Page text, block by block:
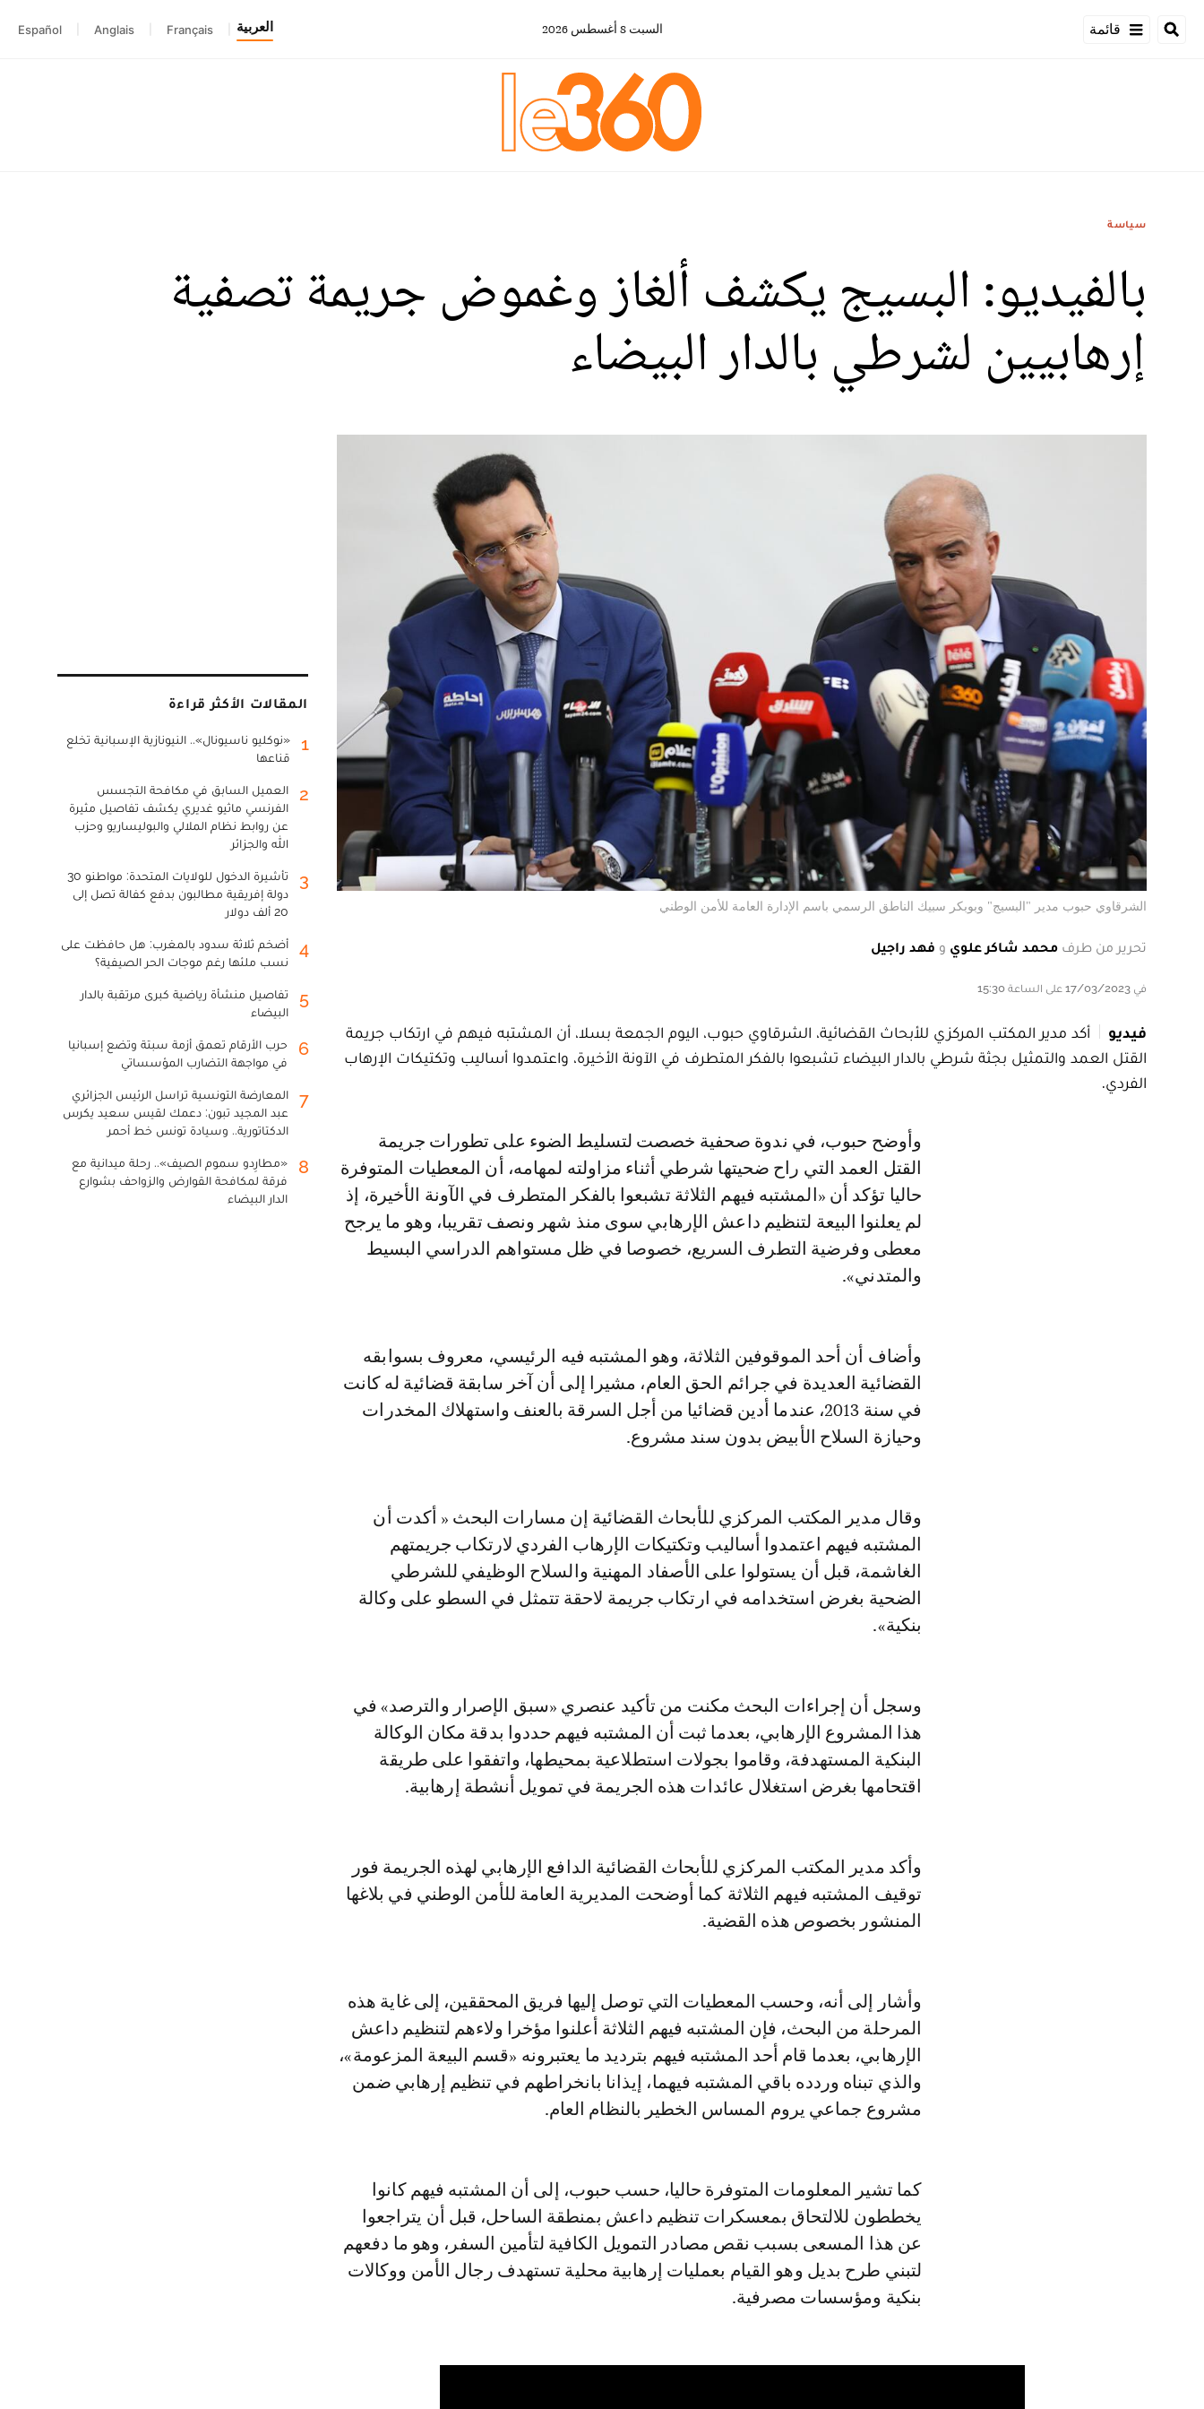
قائمة السبت 8 أغسطس 2026 العربية Français
Anglais
Español
سياسة
بالفيديو: البسيج يكشف ألغاز وغموض جريمة تصفية
إرهابيين لشرطي بالدار البيضاء
الشرقاوي حبوب مدير "البسيج" وبوبكر سبيك الناطق الرسمي باسم الإدارة العامة للأمن الوطني
تحرير من طرف محمد شاكر علوي و فهد راجيل
في 17/03/2023 على الساعة 15:30
فيديو
أكد مدير المكتب المركزي للأبحاث القضائية، الشرقاوي حبوب، اليوم الجمعة بسلا، أن المشتبه فيهم في ارتكاب جريمة
القتل العمد والتمثيل بجثة شرطي بالدار البيضاء تشبعوا بالفكر المتطرف في الآونة الأخيرة، واعتمدوا أساليب وتكتيكات الإرهاب
الفردي.
وأوضح حبوب، في ندوة صحفية خصصت لتسليط الضوء على تطورات جريمة
القتل العمد التي راح ضحيتها شرطي أثناء مزاولته لمهامه، أن المعطيات المتوفرة
حاليا تؤكد أن «المشتبه فيهم الثلاثة تشبعوا بالفكر المتطرف في الآونة الأخيرة، إذ
لم يعلنوا البيعة لتنظيم داعش الإرهابي سوى منذ شهر ونصف تقريبا، وهو ما يرجح
معطى وفرضية التطرف السريع، خصوصا في ظل مستواهم الدراسي البسيط
والمتدني».
وأضاف أن أحد الموقوفين الثلاثة، وهو المشتبه فيه الرئيسي، معروف بسوابقه
القضائية العديدة في جرائم الحق العام، مشيرا إلى أن آخر سابقة قضائية له كانت
في سنة 2013، عندما أدين قضائيا من أجل السرقة بالعنف واستهلاك المخدرات
وحيازة السلاح الأبيض بدون سند مشروع.
وقال مدير المكتب المركزي للأبحاث القضائية إن مسارات البحث « أكدت أن
المشتبه فيهم اعتمدوا أساليب وتكتيكات الإرهاب الفردي لارتكاب جريمتهم
الغاشمة، قبل أن يستولوا على الأصفاد المهنية والسلاح الوظيفي للشرطي
الضحية بغرض استخدامه في ارتكاب جريمة لاحقة تتمثل في السطو على وكالة
بنكية».
وسجل أن إجراءات البحث مكنت من تأكيد عنصري «سبق الإصرار والترصد» في
هذا المشروع الإرهابي، بعدما ثبت أن المشتبه فيهم حددوا بدقة مكان الوكالة
البنكية المستهدفة، وقاموا بجولات استطلاعية بمحيطها، واتفقوا على طريقة
اقتحامها بغرض استغلال عائدات هذه الجريمة في تمويل أنشطة إرهابية.
وأكد مدير المكتب المركزي للأبحاث القضائية الدافع الإرهابي لهذه الجريمة فور
توقيف المشتبه فيهم الثلاثة كما أوضحت المديرية العامة للأمن الوطني في بلاغها
المنشور بخصوص هذه القضية.
وأشار إلى أنه، وحسب المعطيات التي توصل إليها فريق المحققين، إلى غاية هذه
المرحلة من البحث، فإن المشتبه فيهم الثلاثة أعلنوا مؤخرا ولاءهم لتنظيم داعش
الإرهابي، بعدما قام أحد المشتبه فيهم بترديد ما يعتبرونه «قسم البيعة المزعومة»،
والذي تبناه وردده باقي المشتبه فيهما، إيذانا بانخراطهم في تنظيم إرهابي ضمن
مشروع جماعي يروم المساس الخطير بالنظام العام.
كما تشير المعلومات المتوفرة حاليا، حسب حبوب، إلى أن المشتبه فيهم كانوا
يخططون للالتحاق بمعسكرات تنظيم داعش بمنطقة الساحل، قبل أن يتراجعوا
عن هذا المسعى بسبب نقص مصادر التمويل الكافية لتأمين السفر، وهو ما دفعهم
لتبني طرح بديل وهو القيام بعمليات إرهابية محلية تستهدف رجال الأمن ووكالات
بنكية ومؤسسات مصرفية.
المقالات الأكثر قراءة
1
«نوكليو ناسيونال».. النيونازية الإسبانية تخلع
قناعها
2
العميل السابق في مكافحة التجسس
الفرنسي ماثيو غديري يكشف تفاصيل مثيرة
عن روابط نظام الملالي والبوليساريو وحزب
الله والجزائر
3
تأشيرة الدخول للولايات المتحدة: مواطنو 30
دولة إفريقية مطالبون بدفع كفالة تصل إلى
20 ألف دولار
4
أضخم ثلاثة سدود بالمغرب: هل حافظت على
نسب ملئها رغم موجات الحر الصيفية؟
5
تفاصيل منشأة رياضية كبرى مرتقبة بالدار
البيضاء
6
حرب الأرقام تعمق أزمة سبتة وتضع إسبانيا
في مواجهة التضارب المؤسساتي
7
المعارضة التونسية تراسل الرئيس الجزائري
عبد المجيد تبون: دعمك لقيس سعيد يكرس
الدكتاتورية.. وسيادة تونس خط أحمر
8
«مطارِدو سموم الصيف».. رحلة ميدانية مع
فرقة لمكافحة القوارض والزواحف بشوارع
الدار البيضاء